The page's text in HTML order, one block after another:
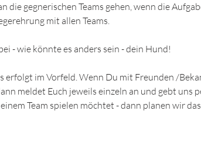
die gegnerischen Teams gehen, wenn die
mit allen Teams.
- wie könnte es anders sein - dein Hund!
erfolgt im Vorfeld. Wenn Du mit Freunden /
meldet Euch jeweils einzeln an und gebt uns
Team spielen möchtet - dann planen wir